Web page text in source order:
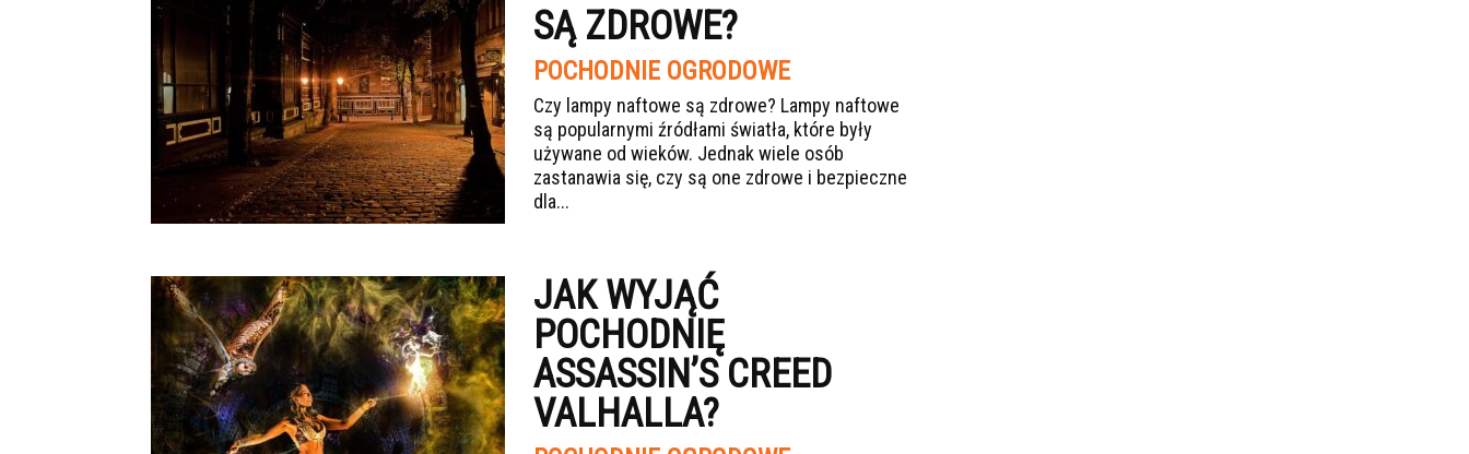
SĄ ZDROWE?
POCHODNIE OGRODOWE
Czy lampy naftowe są zdrowe? Lampy naftowe
są popularnymi źródłami światła, które były
używane od wieków. Jednak wiele osób
zastanawia się, czy są one zdrowe i bezpieczne
dla...
JAK WYJĄĆ
POCHODNIĘ
ASSASSIN’S CREED
VALHALLA?